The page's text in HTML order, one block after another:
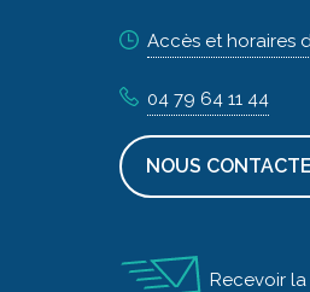
Accès et horaires
04 79 64 11 44
NOUS
Recevoir